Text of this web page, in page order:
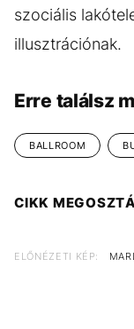
szociális
illusztrációnak.
Erre találsz
BALLROOM
CIKK
ELŐNÉZETI KÉP: